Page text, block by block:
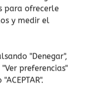
para ofrecerle
y medir el
"Denegar",
"Ver preferencias"
color): Manzana
Fruta de la
(roja) y